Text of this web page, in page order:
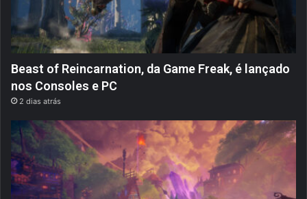
Beast of Reincarnation, da Game Freak, é lançado
nos Consoles e PC
2 dias atrás